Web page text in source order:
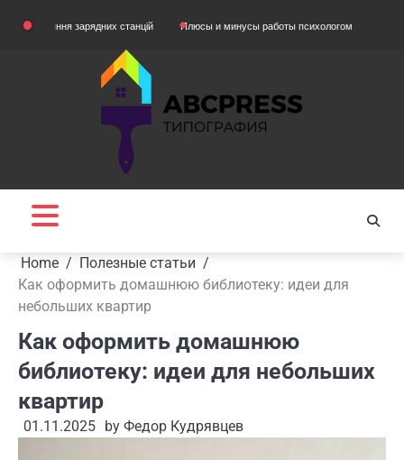
зарядних станцій Плюсы и минусы работы психологом Домашняя
Home
Полезные статьи
Как оформить домашнюю библиотеку: идеи для
небольших квартир
Как оформить домашнюю
библиотеку: идеи для небольших
квартир
01.11.2025 by Федор Кудрявцев